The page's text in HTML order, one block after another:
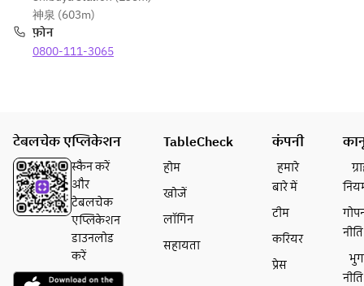
神泉 (603m)
फ़ोन
0800-111-3065
टेबलचेक एप्लिकेशन
स्कैन करें
और
टेबलचेक
एप्लिकेशन
डाउनलोड
करें
TableCheck
होम
खोजें
लॉगिन
सहायता
कंपनी
हमारे
बारे में
टीम
करियर
प्रेस
नीति
नीति